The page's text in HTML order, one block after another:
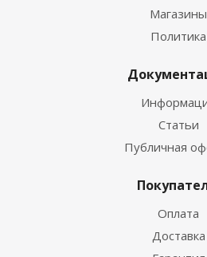
Магазины
Политика
Статьи
Публичная
Оплата
Доставка